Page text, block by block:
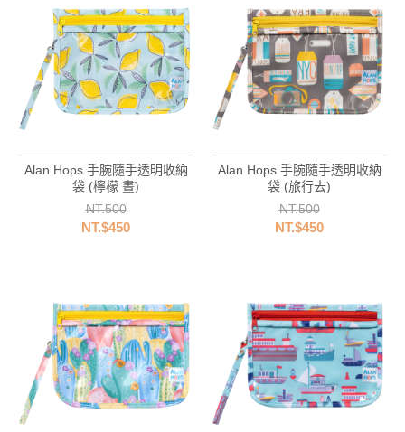
Alan Hops 手腕隨手透明收納
袋 (檸檬 晝)
NT.500
NT.$450
Alan Hops 手腕隨手透明收納
袋 (旅行去)
NT.500
NT.$450